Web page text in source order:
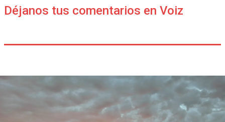
Déjanos tus comentarios en Voiz